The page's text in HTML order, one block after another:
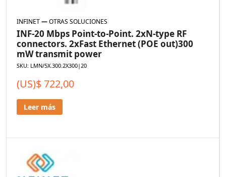
INFINET—OTRAS SOLUCIONES
INF-20 Mbps Point-to-Point. 2xN-type RF
connectors. 2xFast Ethernet (POE out)300
mW transmit power
SKU: LMN/5X.300.2X300|20
(US)$722,00
Leer más